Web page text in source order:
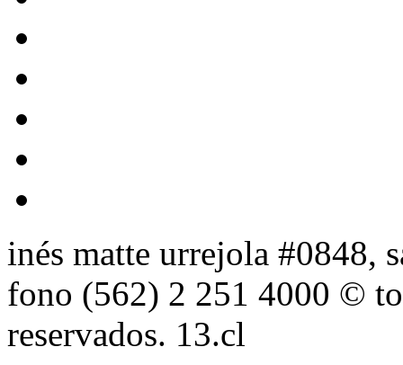
inés matte urrejola #0848,
fono (562) 2 251 4000 ©
reservados. 13.cl